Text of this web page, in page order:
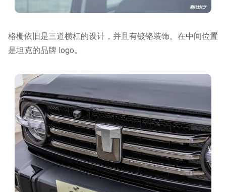
格栅依旧是三道横杠的设计，并且有镀铬装饰。在中间位置
是坦克的品牌 logo。